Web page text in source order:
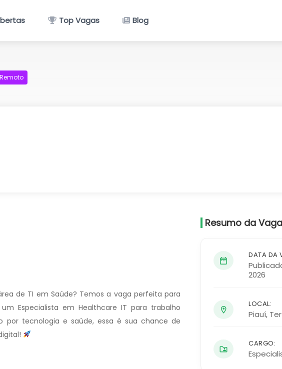
Top Vagas Blog
de TI em Saúde? Temos a vaga perfeita para
Especialista em Healthcare IT para trabalho
por tecnologia e saúde, essa é sua chance de
Resumo da Vaga
DATA DA
2026
LOCAL:
Piauí,
CARGO: